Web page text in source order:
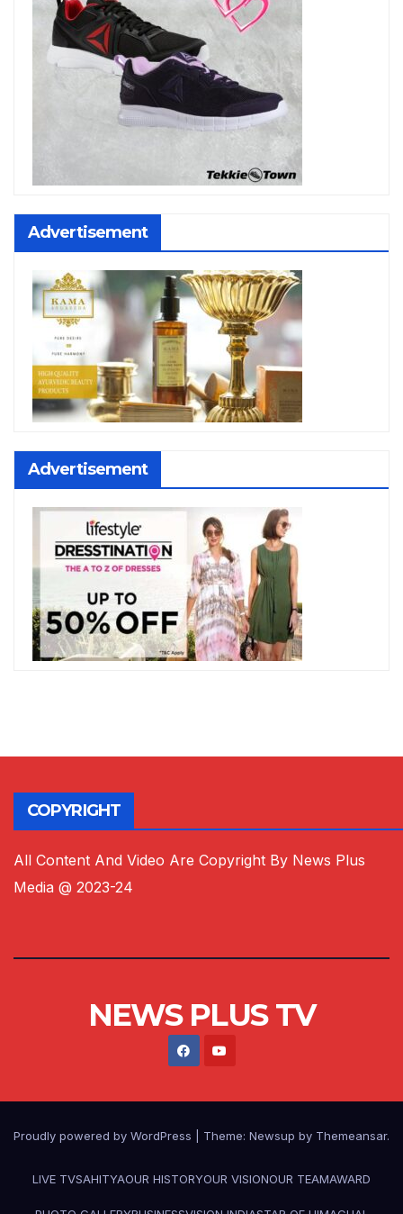
Advertisement
Advertisement
COPYRIGHT
All Content And Video Are Copyright By News Plus
Media @ 2023-24
NEWS PLUS TV
Proudly powered by WordPress Theme: Newsup by Themeansar.
LIVE TVSAHITYAOUR HISTORYOUR VISIONOUR TEAMAWARD